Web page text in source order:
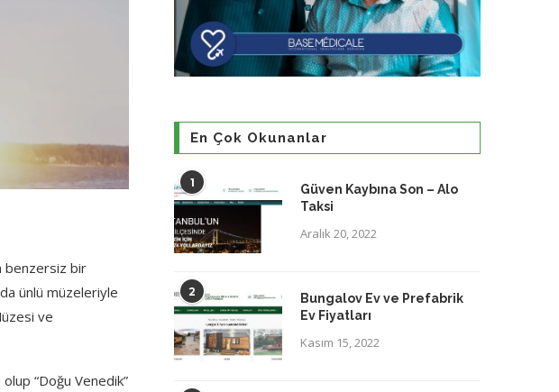
benzersiz bir
ünlü müzeleriyle
ve
“Doğu Venedik”
En Çok Okunanlar
1
Güven Kaybına Son – Alo
Taksi
Aralık 20, 2022
2
Bungalov Ev ve Prefabrik
Ev Fiyatları
Kasım 15, 2022